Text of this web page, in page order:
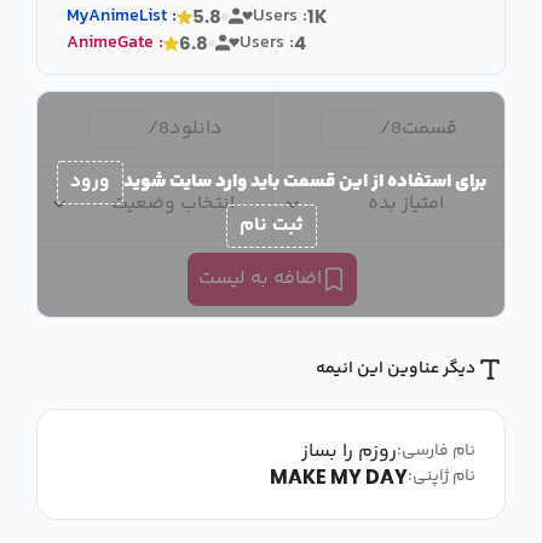
MyAnimeList : 5.8 Users :1K
AnimeGate : 6.8 Users :4
قسمت8
/ دانلود8
/
امتیاز بده انتخاب وضعیت
اضافه به لیست
برای استفاده از این قسمت باید وارد سایت شوید ورود
ثبت نام
دیگر عناوین این انیمه
نام فارسی:روزم را بساز
نام ژاپنی:MAKE MY DAY